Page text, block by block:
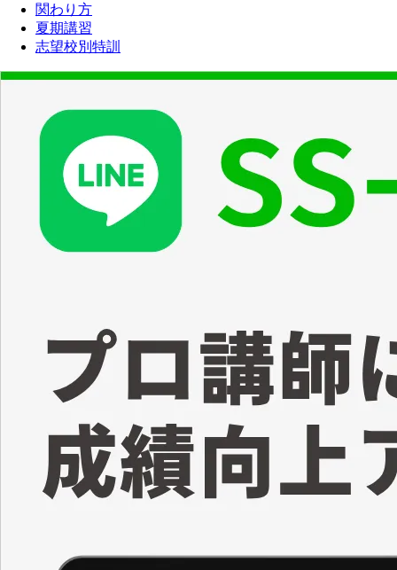
関わり方
夏期講習
志望校別特訓